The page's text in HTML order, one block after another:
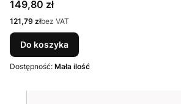
Cena
149,80 zł
Cena
121,79 złbez VAT
Do koszyka
Dostępność: Mała ilość